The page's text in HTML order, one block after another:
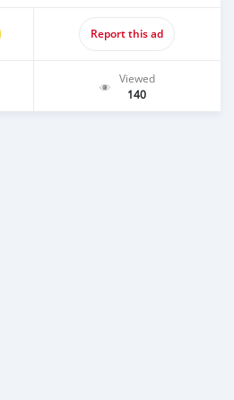
Report this ad
Viewed
140